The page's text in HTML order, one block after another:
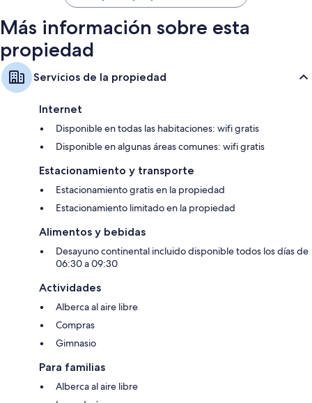
$73
Más información sobre esta
propiedad
Servicios de la propiedad
Internet
Disponible en todas las habitaciones: wifi gratis
Disponible en algunas áreas comunes: wifi gratis
Estacionamiento y transporte
Estacionamiento gratis en la propiedad
Estacionamiento limitado en la propiedad
Alimentos y bebidas
Desayuno continental incluido disponible todos los días de
06:30 a 09:30
Actividades
Alberca al aire libre
Compras
Gimnasio
Para familias
Alberca al aire libre